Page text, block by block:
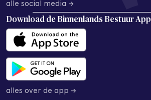
alle social media →
Download de Binnenlands Bestuur App
alles over de app →